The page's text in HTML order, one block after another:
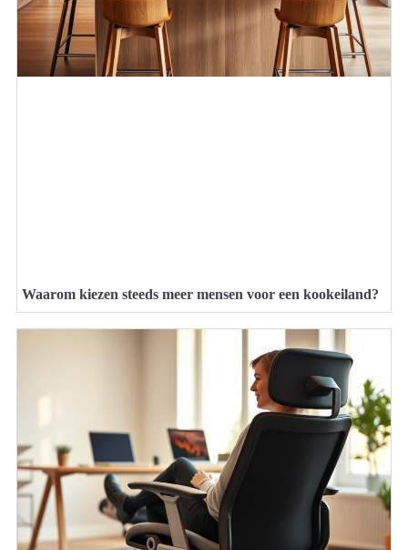
Waarom kiezen steeds meer mensen voor een kookeiland?